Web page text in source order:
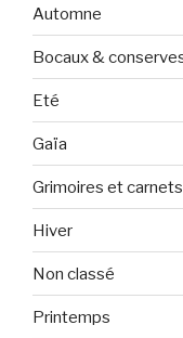
Automne
Bocaux &
Eté
Gaïa
Grimoires et carnets
Hiver
Non classé
Printemps